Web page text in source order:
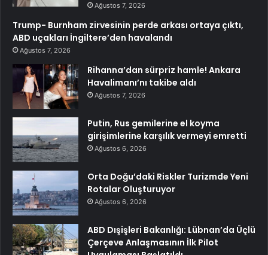
Ağustos 7, 2026
Trump- Burnham zirvesinin perde arkası ortaya çıktı,
ABD uçakları İngiltere’den havalandı
Ağustos 7, 2026
Rihanna’dan sürpriz hamle! Ankara
Havalimanı’nı takibe aldı
Ağustos 7, 2026
Putin, Rus gemilerine el koyma
girişimlerine karşılık vermeyi emretti
Ağustos 6, 2026
Orta Doğu’daki Riskler Turizmde Yeni
Rotalar Oluşturuyor
Ağustos 6, 2026
ABD Dışişleri Bakanlığı: Lübnan’da Üçlü
Çerçeve Anlaşmasının İlk Pilot